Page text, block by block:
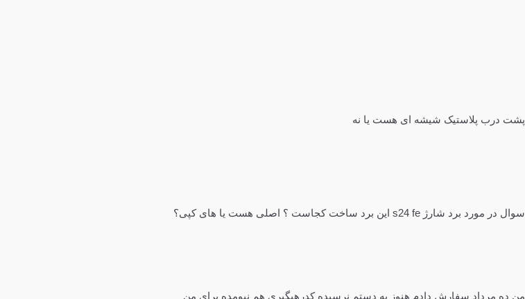
پشت درب پلاستیک شیشه ای هست یا نه
سوال در مورد برد شارژ s24 fe این برد ساخت کجاست ؟ اصلی هست یا های کپی؟
من ده مرداد سفارش دادم هنوز به دستم نرسیده کدرهیگیری هم نیومده برای من